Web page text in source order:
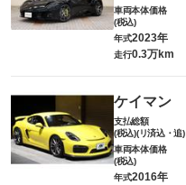
車両本体価格
(税込)
年式2023年
走行0.3万km
ケイマン
支払総額
(税込)(リ済込・追)
車両本体価格
(税込)
年式2016年